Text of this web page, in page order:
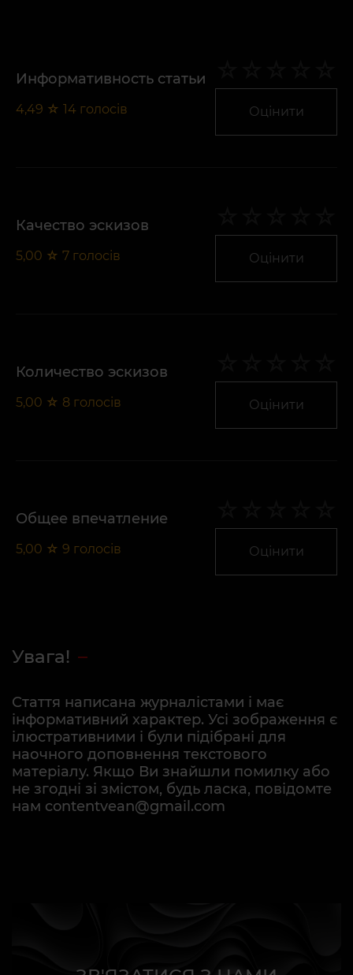
Информативность статьи
4,49 ☆ 14 голосів Оцінити
Качество эскизов
5,00 ☆ 7 голосів Оцінити
Количество эскизов
5,00 ☆ 8 голосів Оцінити
Общее впечатление
5,00 ☆ 9 голосів Оцінити
Увага!
Стаття написана журналістами і має
інформативний характер. Усі зображення є
ілюстративними і були підібрані для
наочного доповнення текстового
матеріалу. Якщо Ви знайшли помилку або
не згодні зі змістом, будь ласка, повідомте
нам contentvean@gmail.com